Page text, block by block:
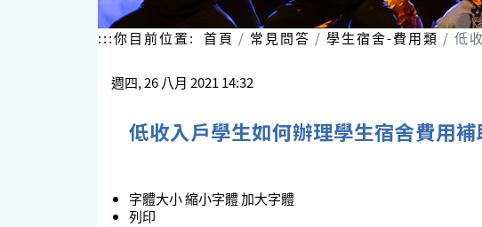
:::你目前位置: 首頁 常見問答 學生宿舍-費用類 低
週四, 26 八月 2021 14:32
低收入戶學生如何辦理學生宿舍費用補
字體大小縮小字體加大字體
列印